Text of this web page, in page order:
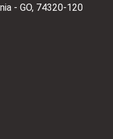
- GO, 74320-120